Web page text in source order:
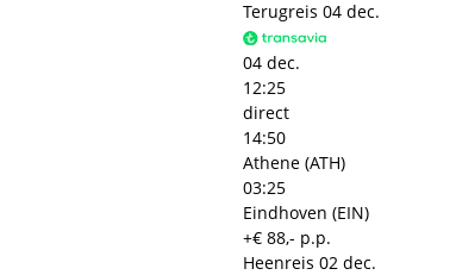
Terugreis 04 dec.
04 dec.
12:25
direct
14:50
Athene (ATH)
03:25
Eindhoven (EIN)
+€ 88,- p.p.
Heenreis 02 dec.